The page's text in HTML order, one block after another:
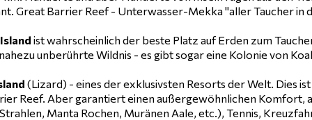
Great Barrier Reef - Unterwasser-Mekka "aller Taucher in
ist wahrscheinlich der beste Platz auf Erden zum
unberührte Wildnis - es gibt sogar eine Kolonie von
(Lizard) - eines der exklusivsten Resorts der Welt. Dies
Reef. Aber garantiert einen außergewöhnlichen Komfort,
Manta Rochen, Muränen Aale, etc.), Tennis,